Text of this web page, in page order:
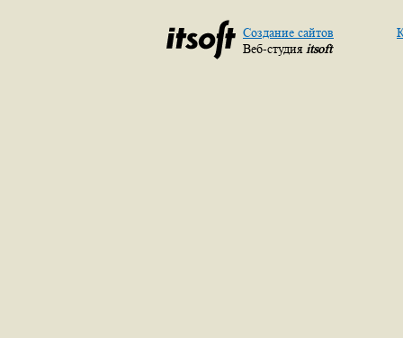
Создание сайтов
Веб-студия itsoft